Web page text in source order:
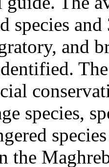
species
and
species,
the